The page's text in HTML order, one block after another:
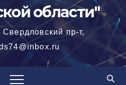
области"
Свердловский пр-т,